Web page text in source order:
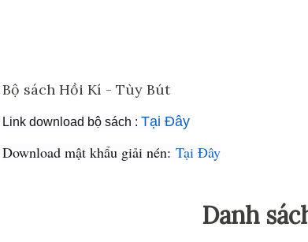
Bộ sách Hồi Kí - Tùy Bút
Link download bộ sách : Tại Đây
Download mật khẩu giải nén: Tại Đây
Danh